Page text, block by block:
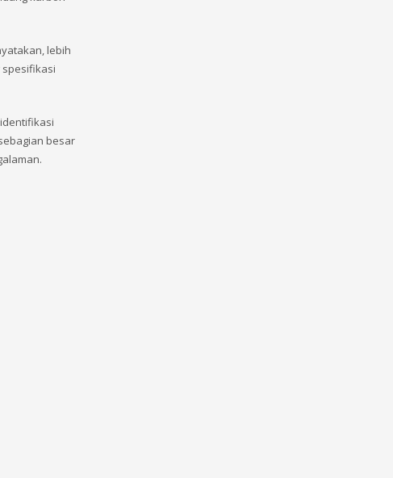
lebih
spesifikasi
besar